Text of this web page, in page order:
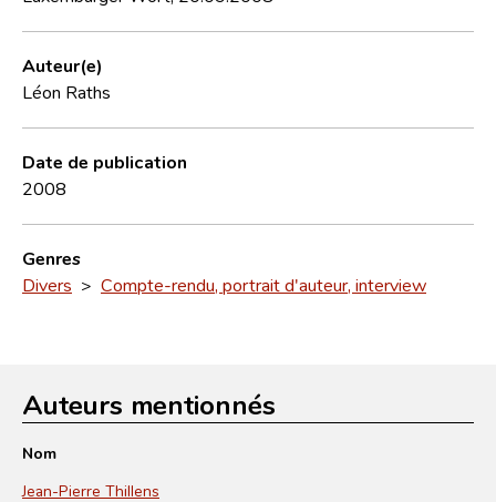
Auteur(e)
Léon Raths
Date de publication
2008
Genres
Divers > Compte-rendu, portrait d'auteur, interview
Auteurs mentionnés
Nom
Jean-Pierre Thillens